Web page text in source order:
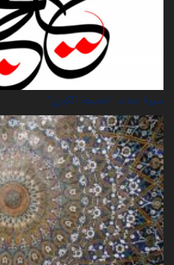
سيرة‌ جناب "خديجة‌ الكبرى"